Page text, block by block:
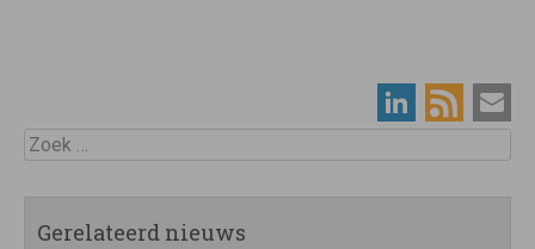
Zoek
Gerelateerd nieuws